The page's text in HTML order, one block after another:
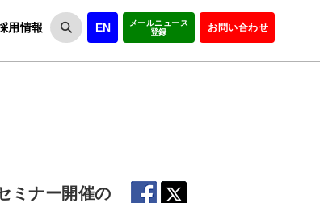
用情報 EN
メールニュース
登録
お問い合わせ
ミナー開催の